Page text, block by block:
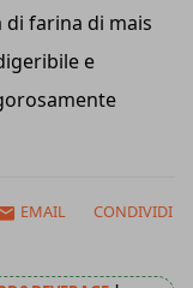
di farina di mais
e
EMAIL CONDIVIDI